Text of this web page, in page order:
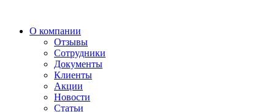
О компании
Отзывы
Сотрудники
Документы
Клиенты
Акции
Новости
Статьи